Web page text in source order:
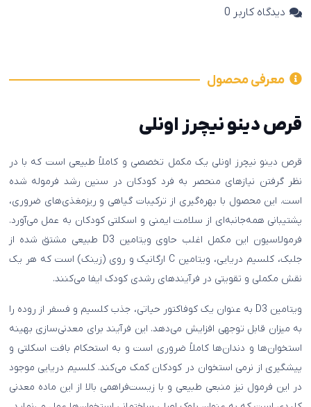
دیدگاه کاربر 0
معرفی محصول
قرص دینو نیچرز اونلی
قرص دینو نیچرز اونلی یک مکمل تخصصی و کاملاً طبیعی است که با در
نظر گرفتن نیازهای منحصر به فرد کودکان در سنین رشد فرموله شده
است. این محصول با بهره‌گیری از ترکیبات گیاهی و ریزمغذی‌های ضروری،
پشتیبانی همه‌جانبه‌ای از سلامت ایمنی و اسکلتی کودکان به عمل می‌آورد.
فرمولاسیون این مکمل اغلب حاوی ویتامین D3 طبیعی مشتق شده از
جلبک، کلسیم دریایی، ویتامین C ارگانیک و روی (زینک) است که هر یک
نقش مکملی و تقویتی در فرآیندهای رشدی کودک ایفا می‌کنند.
ویتامین D3 به عنوان یک کوفاکتور حیاتی، جذب کلسیم و فسفر از روده را
به میزان قابل توجهی افزایش می‌دهد. این فرآیند برای معدنی‌سازی بهینه
استخوان‌ها و دندان‌ها کاملاً ضروری است و به استحکام بافت اسکلتی و
پیشگیری از نرمی استخوان در کودکان کمک می‌کند. کلسیم دریایی موجود
در این فرمول نیز منبعی طبیعی و با زیست‌فراهمی بالا از این ماده معدنی